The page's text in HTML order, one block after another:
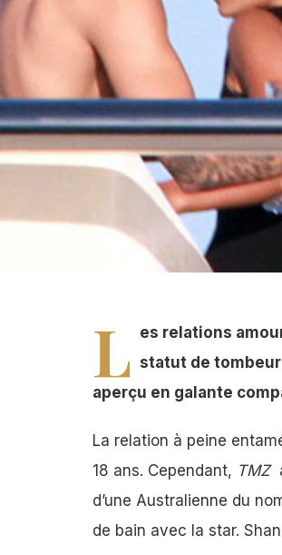
L es relations
statut de tombeur
aperçu en galante
La relation à peine
18 ans. Cependant, TMZ
d’une Australienne du
de bain avec la star.